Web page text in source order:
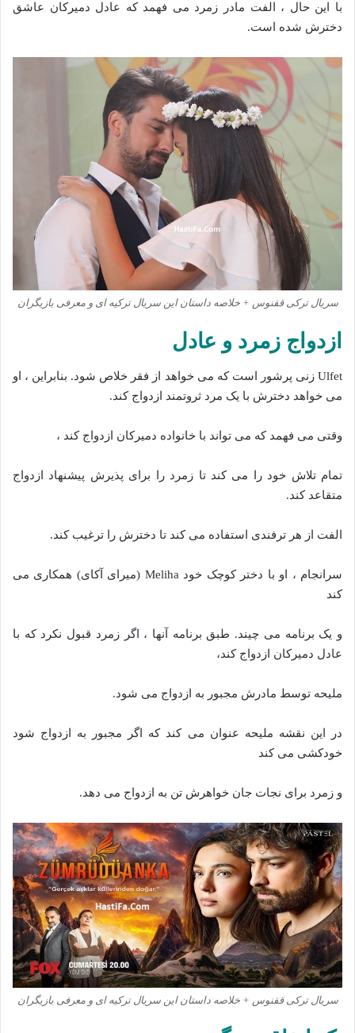
با این حال ، الفت مادر زمرد می فهمد که عادل دمیرکان عاشق
دخترش شده است.
سریال ترکی ققنوس + خلاصه داستان این سریال ترکیه ای و معرفی بازیگران
ازدواج زمرد و عادل
Ulfet زنی پرشور است که می خواهد از فقر خلاص شود. بنابراین ، او
می خواهد دخترش با یک مرد ثروتمند ازدواج کند.
وقتی می فهمد که می تواند با خانواده دمیرکان ازدواج کند ،
تمام تلاش خود را می کند تا زمرد را برای پذیرش پیشنهاد ازدواج
متقاعد کند.
الفت از هر ترفندی استفاده می کند تا دخترش را ترغیب کند.
سرانجام ، او با دختر کوچک خود Meliha (میرای آکای) همکاری می
کند
و یک برنامه می چیند. طبق برنامه آنها ، اگر زمرد قبول نکرد که با
عادل دمیرکان ازدواج کند،
ملیحه توسط مادرش مجبور به ازدواج می شود.
در این نقشه ملیحه عنوان می کند که اگر مجبور به ازدواج شود
خودکشی می کند
و زمرد برای نجات جان خواهرش تن به ازدواج می دهد.
سریال ترکی ققنوس + خلاصه داستان این سریال ترکیه ای و معرفی بازیگران